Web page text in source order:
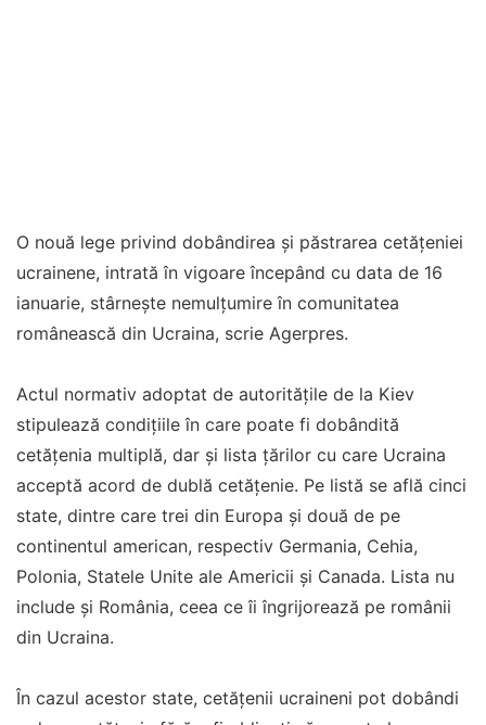
O nouă lege privind dobândirea şi păstrarea cetăţeniei
ucrainene, intrată în vigoare începând cu data de 16
ianuarie, stârneşte nemulţumire în comunitatea
românească din Ucraina, scrie Agerpres.
Actul normativ adoptat de autorităţile de la Kiev
stipulează condiţiile în care poate fi dobândită
cetăţenia multiplă, dar şi lista ţărilor cu care Ucraina
acceptă acord de dublă cetăţenie. Pe listă se află cinci
state, dintre care trei din Europa şi două de pe
continentul american, respectiv Germania, Cehia,
Polonia, Statele Unite ale Americii şi Canada. Lista nu
include şi România, ceea ce îi îngrijorează pe românii
din Ucraina.
În cazul acestor state, cetăţenii ucraineni pot dobândi